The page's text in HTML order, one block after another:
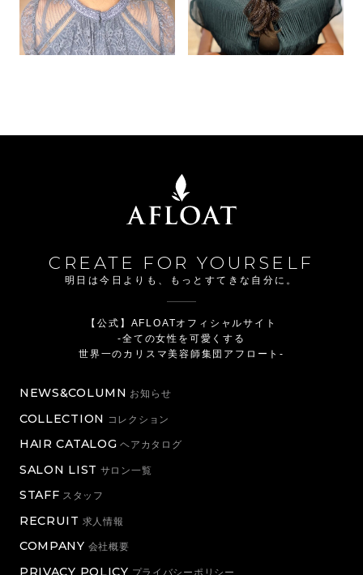
CREATE FOR YOURSELF
明日は今日よりも、もっとすてきな自分に。
【公式】AFLOATオフィシャルサイト
-全ての女性を可愛くする
世界一のカリスマ美容師集団アフロート-
NEWS&COLUMN お知らせ
COLLECTION コレクション
HAIR CATALOG ヘアカタログ
SALON LIST サロン一覧
STAFF スタッフ
RECRUIT 求人情報
COMPANY 会社概要
PRIVACY POLICY プライバシーポリシー